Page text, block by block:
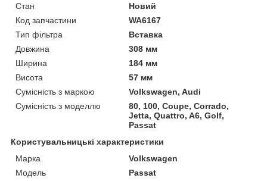
Стан
Новий
Код запчастини
WA6167
Тип фільтра
Вставка
Довжина
308 мм
Ширина
184 мм
Висота
57 мм
Сумісність з маркою
Volkswagen, Audi
Сумісність з моделлю
80, 100, Coupe, Corrado,
Jetta, Quattro, A6, Golf,
Passat
Користувальницькі характеристики
Марка
Volkswagen
Модель
Passat